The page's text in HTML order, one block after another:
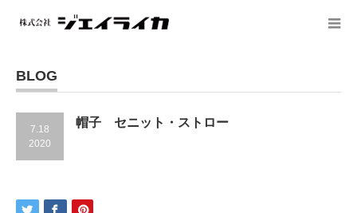
BLOG
7.18
2020
帽子 セニット・ストロー